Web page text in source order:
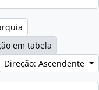
em tabela
Direção: Ascendente